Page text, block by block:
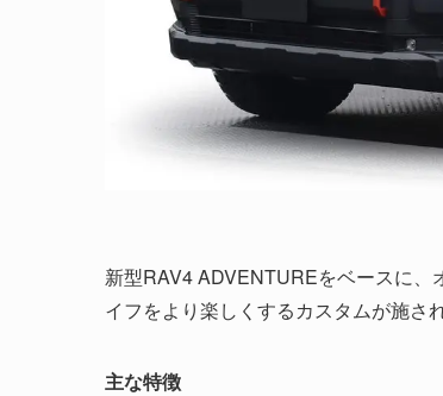
新型RAV4 ADVENTUREをベースに
イフをより楽しくするカスタムが施さ
主な特徴